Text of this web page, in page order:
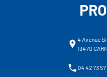
4 Avenue
13470
04 42 73 57